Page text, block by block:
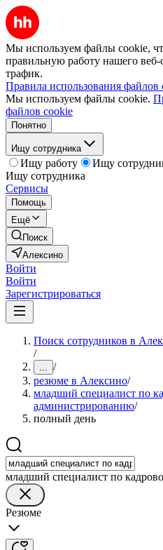
Мы используем файлы cookie,
правильную работу нашего веб-
трафик.
Правила использования файлов
Мы используем файлы cookie.
файлов cookie
Понятно
Ищу сотрудника
Ищу работу
Ищу
Ищу сотрудника
Сервисы
Помощь
Ещё
Поиск
Алексино
Войти
Войти
Зарегистрироваться
Поиск сотрудников в
/
... /
резюме в Алексино/
младший специалист по
администрированию/
полный день
младший специалист по
Резюме